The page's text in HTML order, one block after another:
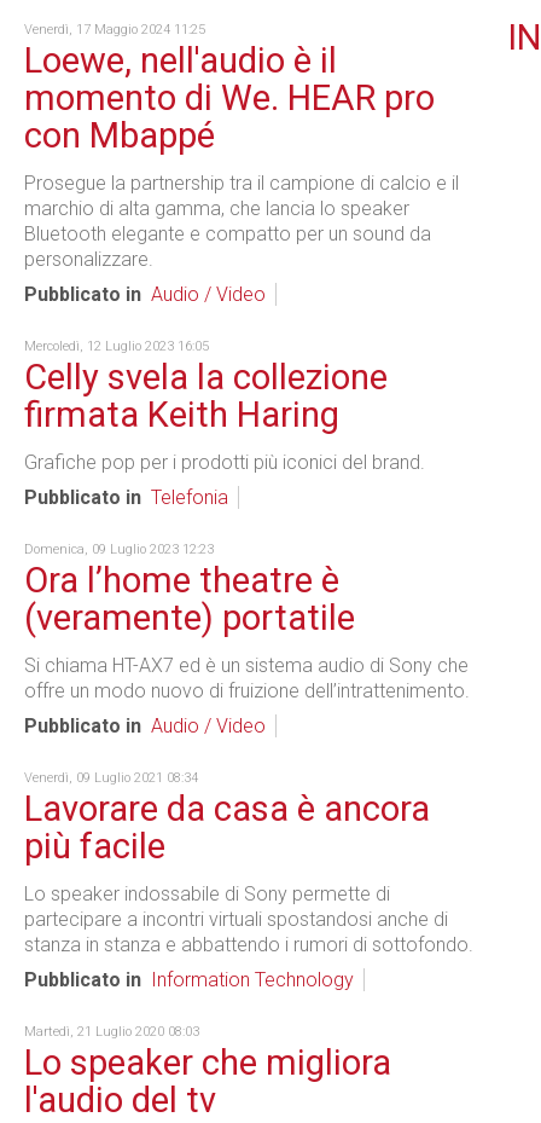
Venerdì, 17 Maggio 2024 11:25
Loewe, nell'audio è il
momento di We. HEAR pro
con Mbappé
Prosegue la partnership tra il campione di calcio e il
marchio di alta gamma, che lancia lo speaker
Bluetooth elegante e compatto per un sound da
personalizzare.
Pubblicato in Audio / Video
Mercoledì, 12 Luglio 2023 16:05
Celly svela la collezione
firmata Keith Haring
Grafiche pop per i prodotti più iconici del brand.
Pubblicato in Telefonia
Domenica, 09 Luglio 2023 12:23
Ora l’home theatre è
(veramente) portatile
Si chiama HT-AX7 ed è un sistema audio di Sony che
offre un modo nuovo di fruizione dell’intrattenimento.
Pubblicato in Audio / Video
Venerdì, 09 Luglio 2021 08:34
Lavorare da casa è ancora
più facile
Lo speaker indossabile di Sony permette di
partecipare a incontri virtuali spostandosi anche di
stanza in stanza e abbattendo i rumori di sottofondo.
Pubblicato in
Information Technology
Martedì, 21 Luglio 2020 08:03
Lo speaker che migliora
l'audio del tv
IN